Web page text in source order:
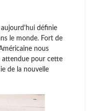
aujourd'hui définie
le monde. Fort de
nous
attendue pour cette
de la nouvelle